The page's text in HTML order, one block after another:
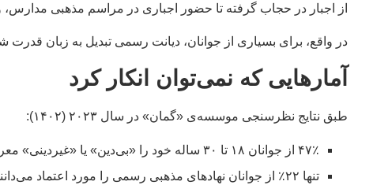
از اجبار در حجاب گرفته تا حضور اجباری در مراسم مذهبی
در واقع، برای بسیاری از جوانان، دیانت رسمی تبدیل به زبان
آمارهایی که نمی‌توان انکار کرد
طبق نتایج نظرسنجی موسسه‌ی «گمان» در سال ۲۰۲۳ (۱۴۰۲):
۴۷٪ از جوانان ۱۸ تا ۳۰ ساله خود را «بی‌دین» یا «غیردینی» معرفی کرده‌اند.
تنها ۲۲٪ از جوانان نهادهای مذهبی رسمی را مورد اعتماد می‌دانند.